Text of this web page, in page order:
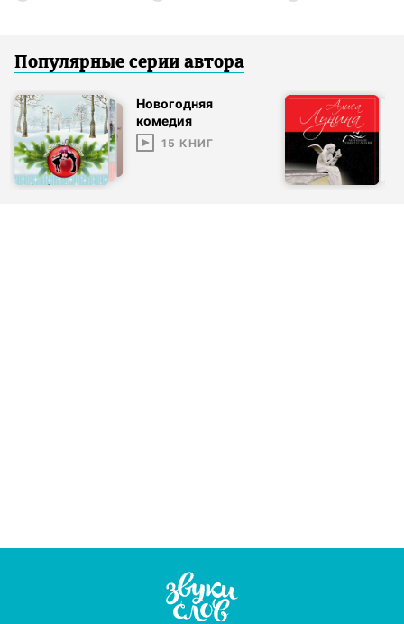
Популярные серии автора
Новогодняя
комедия
15 КНИГ